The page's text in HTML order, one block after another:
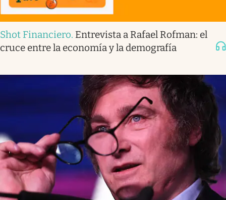
Shot Financiero. Entrevista a Rafael Rofman: el
cruce entre la economía y la demografía